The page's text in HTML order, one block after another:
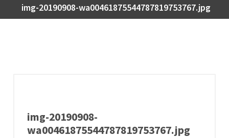
img-20190908-wa00461875544787819753767.jpg
img-20190908-
wa00461875544787819753767.jpg